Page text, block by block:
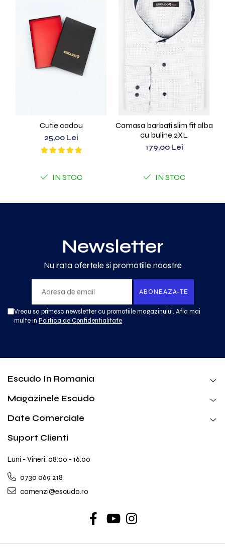
Cutie cadou
25,00 Lei
IN STOC
Camasa barbati slim fit alba
cu buline 2XL
179,00 Lei
IN STOC
Newsletter
Nu rata ofertele si promotiile noastre
Vreau sa primesc newsletter cu promotiile magazinului. Afla mai
multe in Politica de Confidentialitate
Escudo In Romania
Magazinele Escudo
Date Comerciale
Suport Clienti
Luni - Vineri: 08:00 - 16:00
0730 069 218
comenzi@escudo.ro